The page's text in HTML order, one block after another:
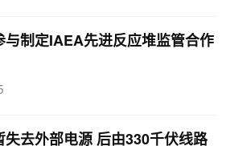
与制定IAEA先进反应堆监管合作
失去外部电源 后由330千伏线路